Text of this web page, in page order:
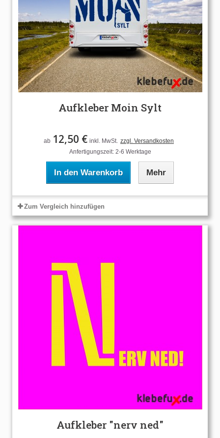
Aufkleber Moin Sylt
ab 12,50 € inkl. MwSt. zzgl. Versandkosten
Anfertigungszeit: 2-6 Werktage
In den Warenkorb Mehr
Zum Vergleich hinzufügen
Aufkleber "nerv ned"